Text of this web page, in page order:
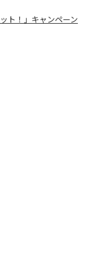
ト！」キャンペーン